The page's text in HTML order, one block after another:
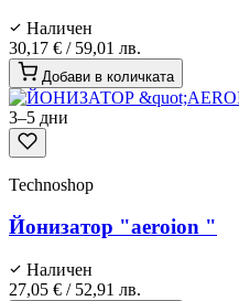
Наличен
30,17 € / 59,01 лв.
Добави в количката
3–5 дни
Technoshop
Йонизатор "aeroion "
Наличен
27,05 € / 52,91 лв.